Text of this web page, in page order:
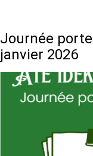
Journée
janvier 2026